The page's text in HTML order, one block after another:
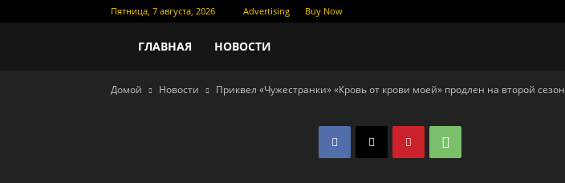
Пятница, 7 августа, 2026 Advertising Buy Now
Новости
кино
ГЛАВНАЯ НОВОСТИ
Домой Новости Приквел «Чужестранки» «Кровь от крови моей» продлен на второй сезон